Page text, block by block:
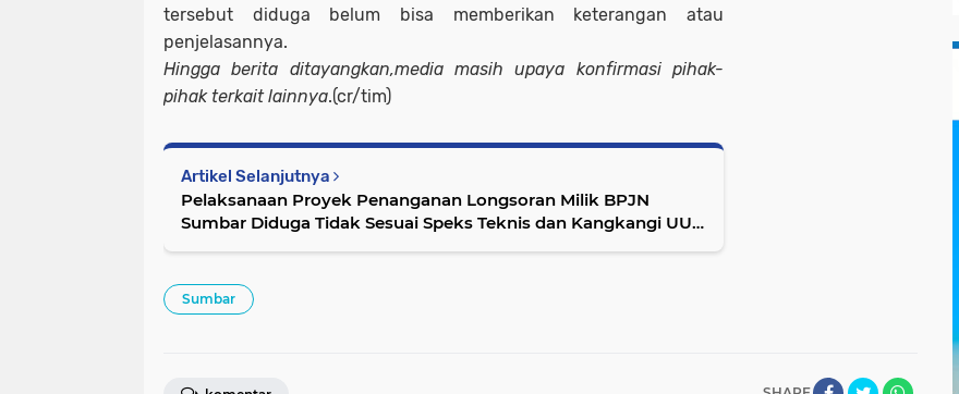
tersebut diduga belum bisa memberikan keterangan atau
penjelasannya.
Hingga berita ditayangkan,media masih upaya konfirmasi pihak-
pihak terkait lainnya.(cr/tim)
Artikel Selanjutnya
Pelaksanaan Proyek Penanganan Longsoran Milik BPJN
Sumbar Diduga Tidak Sesuai Speks Teknis dan Kangkangi UU
Sumbar